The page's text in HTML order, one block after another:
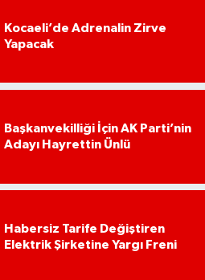
Kocaeli’de Adrenalin Zirve
Yapacak
Başkanvekilliği İçin AK Parti’nin
Adayı Hayrettin Ünlü
Habersiz Tarife Değiştiren
Elektrik Şirketine Yargı Freni